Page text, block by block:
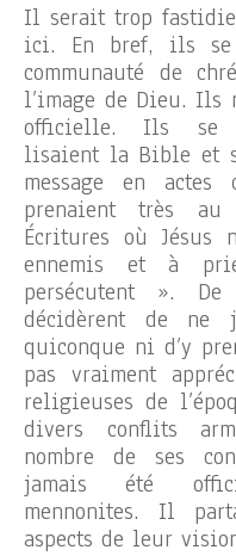
Il serait trop
ici. En bref, ils se
communauté de
l’image de Dieu. Ils
officielle. Ils se
lisaient la Bible et
message en actes
prenaient très
Écritures où
ennemis et à
persécutent ».
décidèrent de ne
quiconque ni d’y
pas vraiment
religieuses de
divers conflits
nombre de ses
jamais été
mennonites. Il
aspects de leur